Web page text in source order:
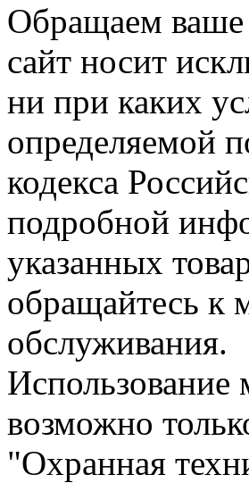
Обращаем ваше
сайт носит
ни при каких
определяемой
кодекса
подробной
указанных
обращайтесь к
обслуживания.
Использование
возможно
"Охранная